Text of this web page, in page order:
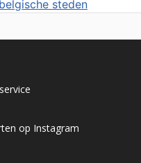
steden
op Instagram